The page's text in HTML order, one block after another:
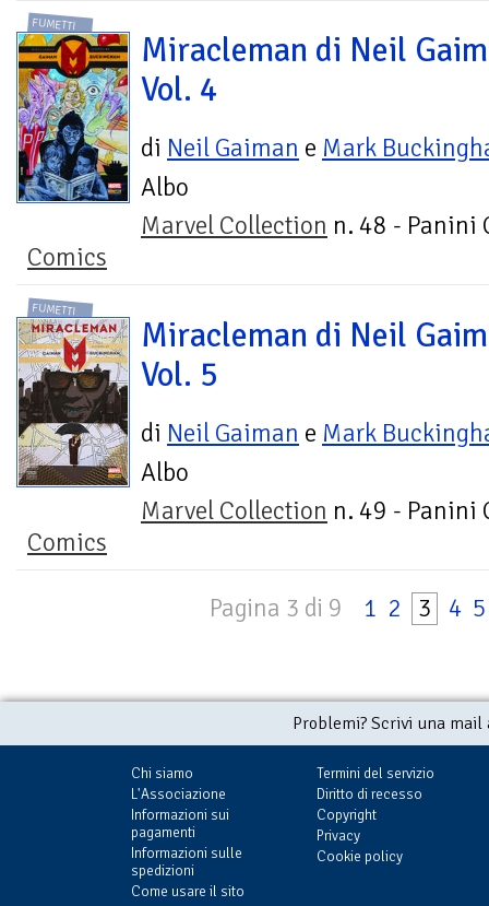
FUMETTI
Miracleman di Neil
Vol. 4
di Neil Gaiman e Mark
Albo
Marvel Collection n. 48 - Panini
Comics
FUMETTI
Miracleman di Neil
Vol. 5
di Neil Gaiman e Mark
Albo
Marvel Collection n. 49 - Panini
Comics
Pagina 3 di 9 1 2 3 4 5
Problemi? Scrivi una
Chi siamo
L'Associazione
Informazioni sui
pagamenti
Informazioni sulle
spedizioni
Come usare il sito
Termini del servizio
Diritto di recesso
Copyright
Privacy
Cookie policy